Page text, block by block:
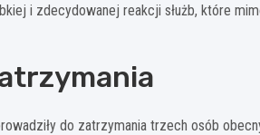
i zdecydowanej reakcji służb, które
do zatrzymania trzech osób